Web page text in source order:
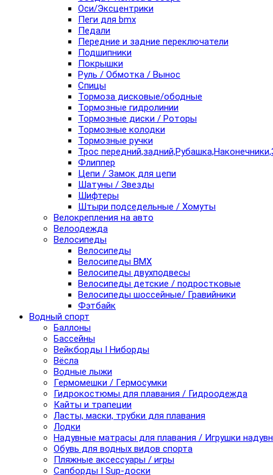
Оси/Эксцентрики
Пеги для bmx
Педали
Передние и задние переключатели
Подшипники
Покрышки
Руль / Обмотка / Вынос
Спицы
Тормоза дисковые/ободные
Тормозные гидролинии
Тормозные диски / Роторы
Тормозные колодки
Тормозные ручки
Трос
Флиппер
Цепи / Замок для цепи
Шатуны / Звезды
Шифтеры
Штыри подседельные / Хомуты
Велокрепления на авто
Велоодежда
Велосипеды
Велосипеды
Велосипеды BMX
Велосипеды двухподвесы
Велосипеды детские / подростковые
Велосипеды шоссейные/ Гравийники
Фэтбайк
Водный спорт
Баллоны
Бассейны
Вейкборды I Ниборды
Вёсла
Водные лыжи
Гермомешки / Гермосумки
Гидрокостюмы для плавания / Гидроодежда
Кайты и трапеции
Ласты, маски, трубки для плавания
Лодки
Надувные матрасы для плавания / Игрушки
Обувь для водных видов спорта
Пляжные аксессуары / игры
Сапборды I Sup-доски